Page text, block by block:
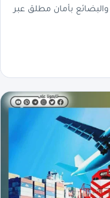
بأمان مطلق عبر